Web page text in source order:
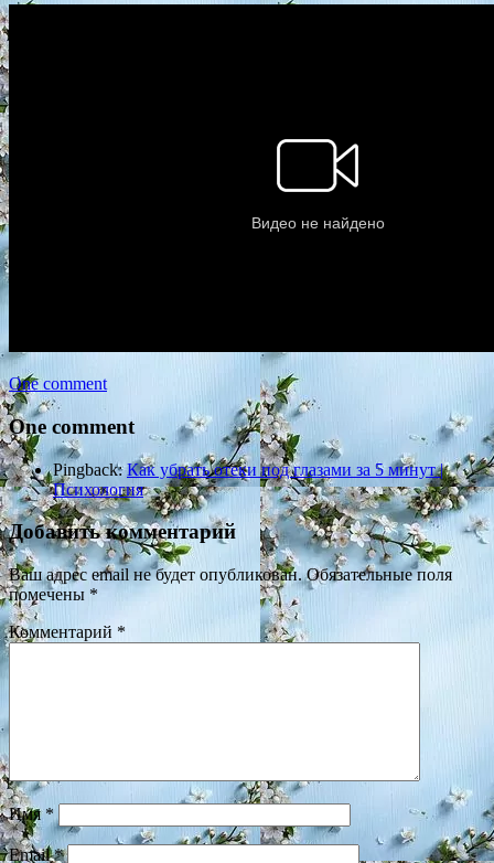
One comment
One comment
Pingback:Как убрать отеки под глазами за 5 минут |
Психология
Добавить комментарий
Ваш адрес email не будет опубликован. Обязательные поля
помечены *
Комментарий *
Имя*
Email*